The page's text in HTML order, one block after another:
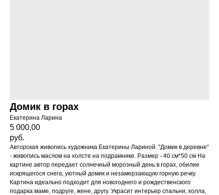
Домик в горах
Екатерина Ларина
5 000,00
руб.
Авторская живопись художника Екатерины Лариной. "Домик в деревне"
- живопись маслом на холсте на подрамнике. Размер - 40 см*50 см На
картине автор передает солнечный морозный день в горах, обилие
искрящегося снега, уютный домик и незамерзающую горную речку.
Картина идеально подходит для новогоднего и рождественского
подарка маме, подруге, жене, другу. Украсит интерьер спальни, холла,